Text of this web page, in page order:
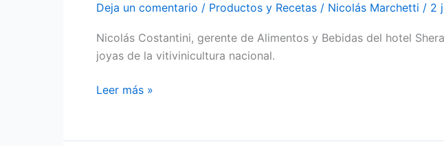
Deja un comentario / Productos y Recetas / Nicolás Marchetti / 2
Nicolás Costantini, gerente de Alimentos y Bebidas del hotel
joyas de la vitivinicultura nacional.
tiene
lo
cuide
Leer más »